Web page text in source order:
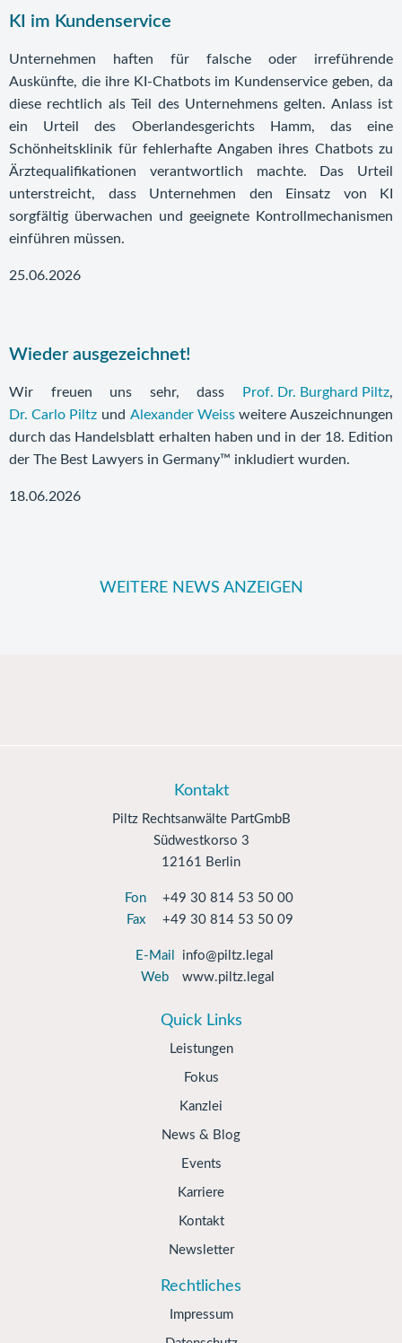
KI im Kundenservice
Unternehmen haften für falsche oder irreführende
Auskünfte, die ihre KI-Chatbots im Kundenservice geben, da
diese rechtlich als Teil des Unternehmens gelten. Anlass ist
ein Urteil des Oberlandesgerichts Hamm, das eine
Schönheitsklinik für fehlerhafte Angaben ihres Chatbots zu
Ärztequalifikationen verantwortlich machte. Das Urteil
unterstreicht, dass Unternehmen den Einsatz von KI
sorgfältig überwachen und geeignete Kontrollmechanismen
einführen müssen.
25.06.2026
Wieder ausgezeichnet!
Wir freuen uns sehr, dass Prof. Dr. Burghard Piltz,
Dr. Carlo Piltz und Alexander Weissweitere Auszeichnungen
durch das Handelsblatt erhalten haben und in der 18. Edition
der The Best Lawyers in Germany™ inkludiert wurden.
18.06.2026
WEITERE NEWS ANZEIGEN
Kontakt
Piltz Rechtsanwälte PartGmbB
Südwestkorso 3
12161 Berlin
Fon
+49 30 814 53 50 00
Fax
+49 30 814 53 50 09
E-Mail
info@piltz.legal
Web
www.piltz.legal
Quick Links
Leistungen
Fokus
Kanzlei
News & Blog
Events
Karriere
Kontakt
Newsletter
Rechtliches
Impressum